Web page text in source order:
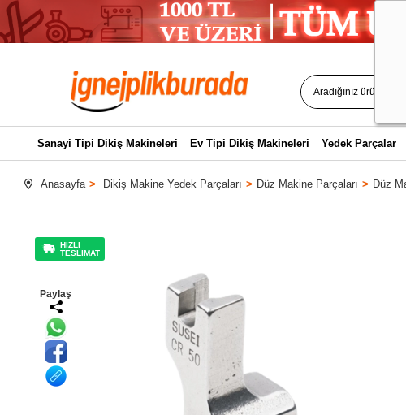
Sanayi Tipi Dikiş Makineleri Ev Tipi Dikiş Makineleri Yedek Parçalar
Anasayfa Dikiş Makine Yedek Parçaları Düz Makine Parçaları Düz
HIZLI
TESLİMAT
Paylaş